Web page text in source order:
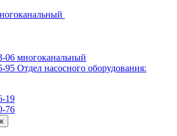
06 многоканальный
95 Отдел насосного оборудования:
19
76